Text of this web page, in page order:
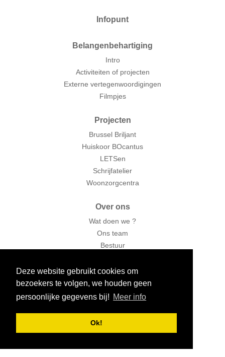
Deze website gebruikt cookies om
bezoekers te volgen, we houden geen
persoonlijke gegevens bij! Meer info
Ok!
Infopunt
Belangenbehartiging
Intro
Activiteiten of projecten
Externe vertegenwoordigingen
Filmpjes
Projecten
Brussel Briljant
Huiskoor BOcantus
LETSen
Schrijfatelier
Woonzorgcentra
Over ons
Wat doen we ?
Ons team
Bestuur
BOp-Magazine
Bronnen vol leven